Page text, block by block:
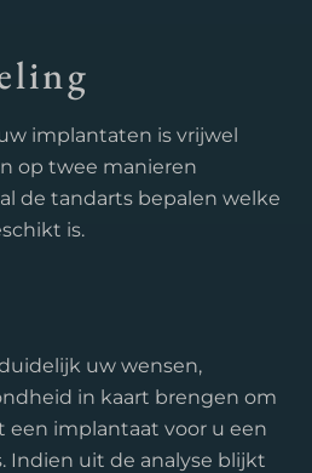
implantaten is vrijwel
op twee manieren
de tandarts bepalen welke
is.
uw wensen,
in kaart brengen om
een implantaat voor u een
Indien uit de analyse blijkt